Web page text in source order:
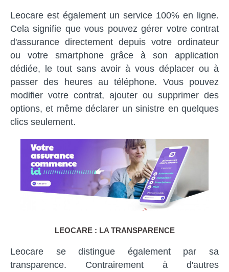
Leocare est également un service 100% en ligne.
Cela signifie que vous pouvez gérer votre contrat
d'assurance directement depuis votre ordinateur
ou votre smartphone grâce à son application
dédiée, le tout sans avoir à vous déplacer ou à
passer des heures au téléphone. Vous pouvez
modifier votre contrat, ajouter ou supprimer des
options, et même déclarer un sinistre en quelques
clics seulement.
LEOCARE : LA TRANSPARENCE
Leocare se distingue également par sa
transparence. Contrairement à d'autres